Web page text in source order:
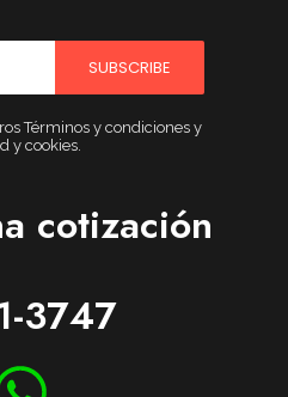
SUBSCRIBE
Términos y condiciones y
y cookies.
cotización
3747